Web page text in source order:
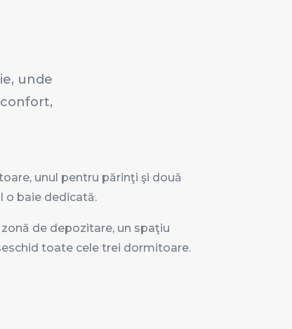
unde
unul pentru părinţi şi două
o baie dedicată.
de depozitare, un spaţiu
toate cele trei dormitoare.